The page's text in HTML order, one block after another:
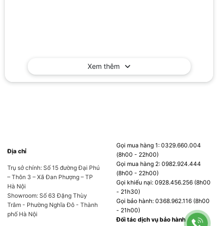
Xem thêm
Địa chỉ
Trụ sở chính: Số 15 đường Đại Phú
– Thôn 3 – Xã Đan Phượng – TP
Hà Nội
Showroom: Số 63 Đặng Thùy
Trâm - Phường Nghĩa Đô - Thành
phố Hà Nội
Gọi mua hàng 1: 0329.660.004
(8h00 - 22h00)
Gọi mua hàng 2: 0982.924.444
(8h00 - 22h00)
Gọi khiếu nại: 0928.456.256 (8h00
- 21h30)
Gọi bảo hành: 0368.962.116 (8h00
- 21h00)
Đối tác dịch vụ bảo hành